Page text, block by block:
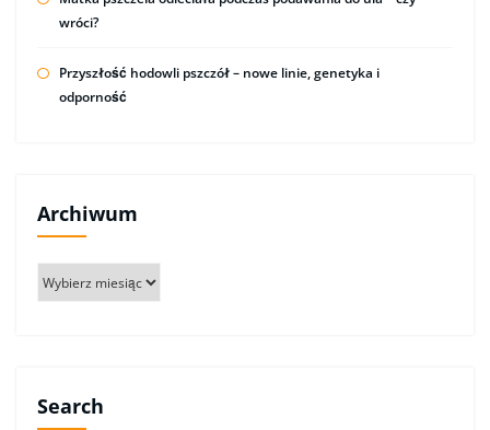
wróci?
Przyszłość hodowli pszczół – nowe linie, genetyka i
odporność
Archiwum
Search